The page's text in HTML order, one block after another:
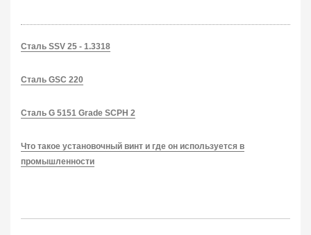
Сталь SSV 25 - 1.3318
Сталь GSC 220
Сталь G 5151 Grade SCPH 2
Что такое установочный винт и где он используется в
промышленности